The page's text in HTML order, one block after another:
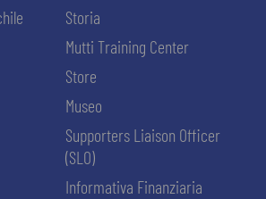
Storia
Mutti Training Center
Store
Museo
Supporters Liaison Officer
(SLO)
Informativa Finanziaria